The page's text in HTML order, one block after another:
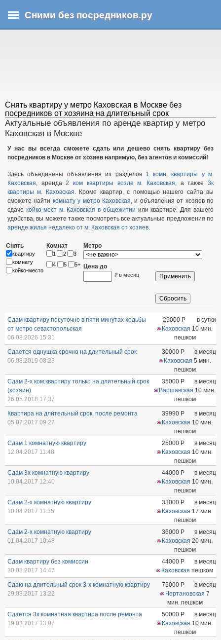
к
основному
Сними без посредников.ру
Снять квартиру у метро Каховская в Москве без
посредников от хозяина на длительный срок
Актуальные объявления по аренде квартир у метро
Каховская в Москве
У нас вы всегда сможете сдать или дешево снять квартиру без
посредников в Москве от хозяев напрямую, без агентов и комиссий!
Здесь объединены объявления из разделов 1 комн. квартиры у м.
Каховская, аренда2 ком квартиры возле м. Каховская, а также3к
квартиры м. Каховская. Кроме квартир, с помощью нашего сайта вы
сможете найти комнату у метро Каховская, и объявления от хозяев по
сдаче койко-мест м. Каховская в общежитии или квартире. Для вашего
удобства, вы можете также посмотреть все актуальные предложения по
аренде жилья недалеко от м. Каховская от хозяев.
Снять
квартиру
комнату
койко-место
Комнат
1 2
3
4
5 5+
Метро
Цена до
₽ в месяц
Сдам квартиру посуточно в пяти минутах ходьбы
от метро севастопольская
06.08.2026 15:31
25000 Р
в сутки
Каховская 10 мин.
пешком
Сдается однушка срочно на длительный срок
06.08.2019 08:23
30000 Р
в месяц
Каховская 5 мин.
пешком
Сдам 2-х ком.квартиру только на длительный срок
(хозяин)
26.05.2018 17:37
35000 Р
в месяц
Варшавская 10 мин.
пешком
Квартира на длительный срок, после ремонта
05.07.2017 09:27
39990 Р
в месяц
Каховская 10 мин.
пешком
Сдам 1 комнатную квартиру
12.04.2017 11:48
25000 Р
в месяц
Каховская 10 мин.
пешком
Сдам 3х комнатную квартиру
10.04.2017 12:40
44000 Р
в месяц
Каховская 10 мин.
пешком
Сдам 2-х комнатную квартиру
10.04.2017 11:35
33000 Р
в месяц
Каховская 17 мин.
пешком
Сдам 2-х комнатную квартиру
01.04.2017 10:48
36000 Р
в месяц
Каховская 20 мин.
пешком
Сдам квартиру без комиссии
30.03.2017 14:47
44000 Р
в месяц
Каховская пешком
Сдаю на длительный срок 3-x комнатную квартиру
29.03.2017 13:22
75000 Р
в месяц
Чертановская 7
мин. пешком
Сдается 3х комнатная квартира после ремонта
19.03.2017 13:07
50000 Р
в месяц
Каховская 10 мин.
пешком